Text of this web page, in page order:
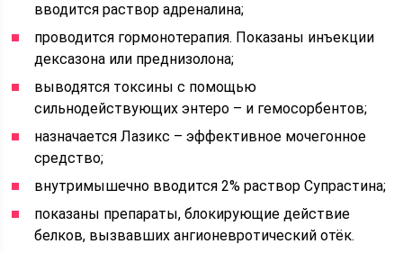
вводится раствор адреналина;
проводится гормонотерапия. Показаны инъекции
дексазона или преднизолона;
выводятся токсины с помощью
сильнодействующих энтеро – и гемосорбентов;
назначается Лазикс – эффективное мочегонное
средство;
внутримышечно вводится 2% раствор Супрастина;
показаны препараты, блокирующие действие
белков, вызвавших ангионевротический отёк.